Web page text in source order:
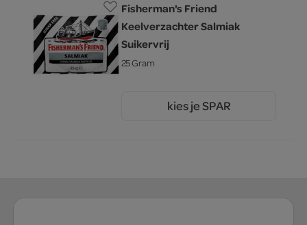
Fisherman's Friend
Keelverzachter Salmiak
Suikervrij
25 Gram
kies je SPAR